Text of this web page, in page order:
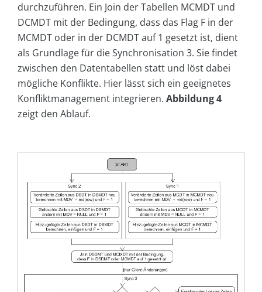
durchzuführen. Ein Join der Tabellen MCMDT und
DCMDT mit der Bedingung, dass das Flag F in der
MCMDT oder in der DCMDT auf 1 gesetzt ist, dient
als Grundlage für die Synchronisation 3. Sie findet
zwischen den Datentabellen statt und löst dabei
mögliche Konflikte. Hier lässt sich ein geeignetes
Konfliktmanagement integrieren. Abbildung 4
zeigt den Ablauf.